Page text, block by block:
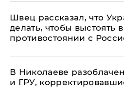
Швец рассказал, что
делать, чтобы выстоять в
противостоянии с
В Николаеве
и ГРУ,